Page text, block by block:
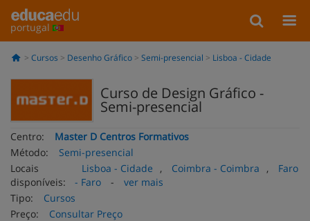
portugal
Cursos Desenho Gráfico Semi-presencial Lisboa - Cidade
Curso de Design Gráfico -
Semi-presencial
Centro:
Master D Centros Formativos
Método:
Semi-presencial
Locais
disponíveis:
Lisboa - Cidade , Coimbra - Coimbra ,
Faro
- Faro
-
ver mais
Tipo:
Cursos
Preço:
Consultar Preço